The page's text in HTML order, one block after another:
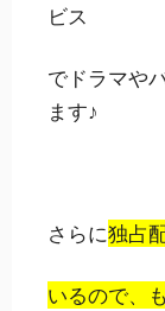
ビス
でドラマや
ます♪
さらに独占
いるので、